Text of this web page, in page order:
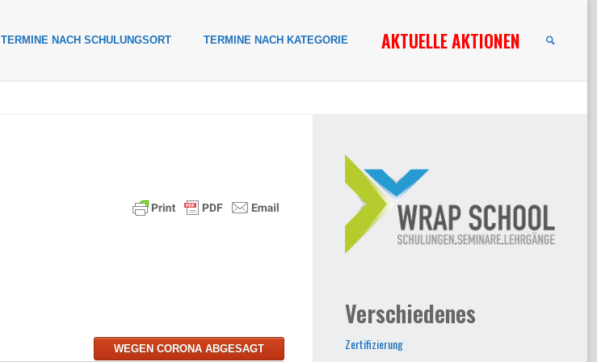
TERMINE NACH SCHULUNGSORT TERMINE NACH KATEGORIE AKTUELLE AKTIONEN
WEGEN CORONA ABGESAGT
Verschiedenes
Zertifizierung